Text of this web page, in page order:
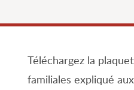
Téléchargez la
familiales expliqué